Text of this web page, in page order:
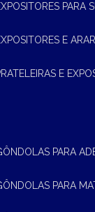
EXPOSITORES PARA
EXPOSITORES E
PRATELEIRAS E
GÔNDOLAS PARA
GÔNDOLAS PARA